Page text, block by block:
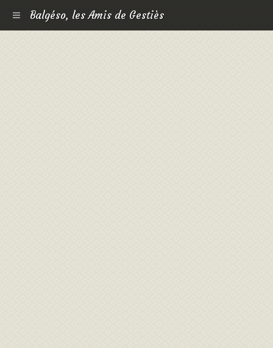
Balgéso, les Amis de Gestiès